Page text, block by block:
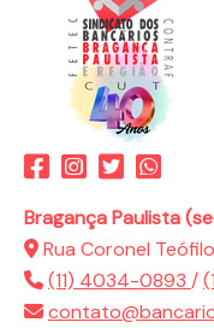
Bragança Paulista
Rua Coronel
(11) 4034-0893 /